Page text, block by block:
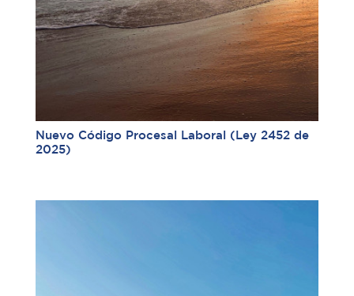
Nuevo Código Procesal Laboral (Ley 2452 de
2025)